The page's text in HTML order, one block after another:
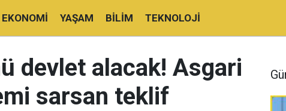
EKONOMI YAŞAM BILIM TEKNOLOJI
devlet alacak! Asgari
sarsan teklif